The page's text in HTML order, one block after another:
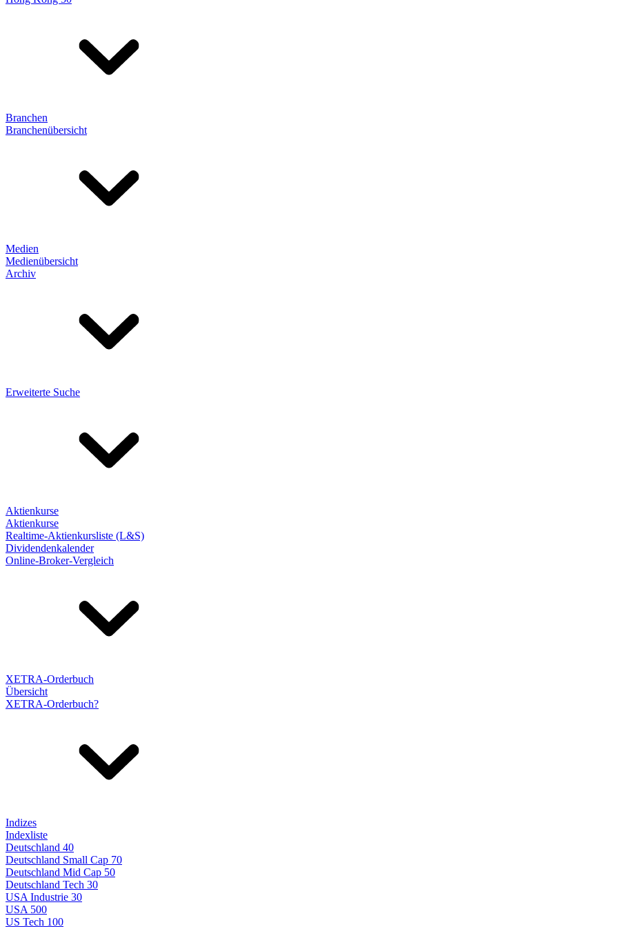
Branchen
Branchenübersicht
Medien
Medienübersicht
Archiv
Erweiterte Suche
Aktienkurse
Aktienkurse
Realtime-Aktienkursliste (L&S)
Dividendenkalender
Online-Broker-Vergleich
XETRA-Orderbuch
Übersicht
XETRA-Orderbuch?
Indizes
Indexliste
Deutschland 40
Deutschland Small Cap 70
Deutschland Mid Cap 50
Deutschland Tech 30
USA Industrie 30
USA 500
US Tech 100